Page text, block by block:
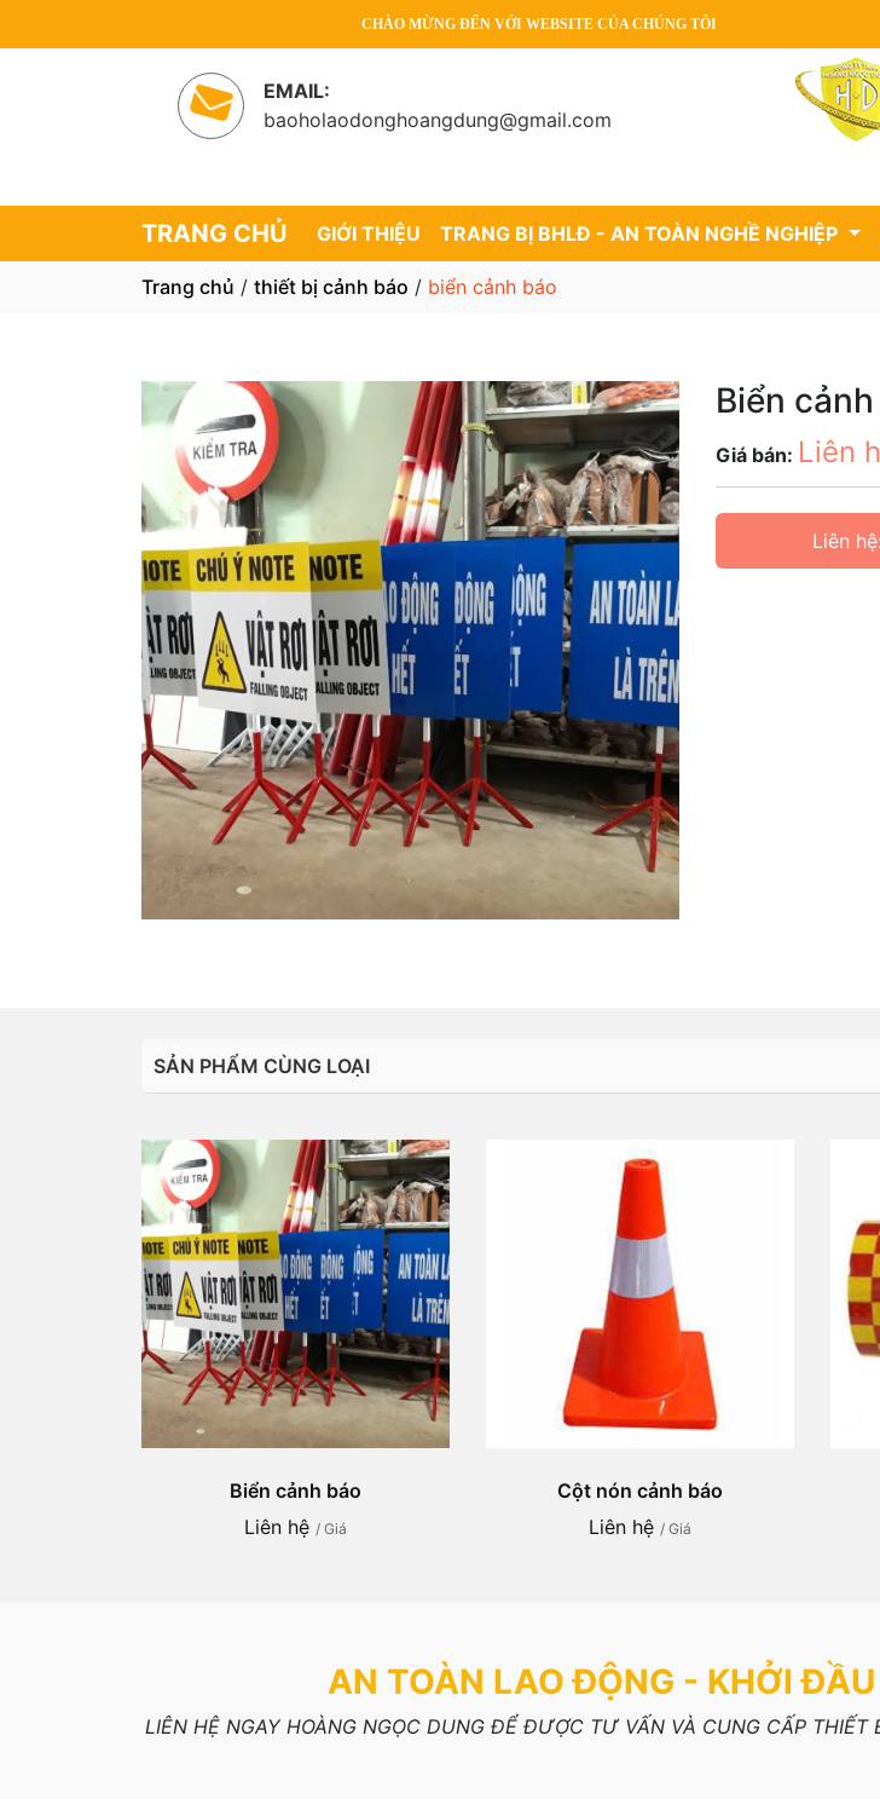
CHÀO MỪNG ĐẾN VỚI WEBSITE CỦA CHÚNG TÔI
EMAIL:
baoholaodonghoangdung@gmail.com
TRANG CHỦ GIỚI THIỆU TRANG BỊ BHLĐ - AN TOÀN NGHỀ NGHIỆP
Trang chủ / thiết bị cảnh báo / biển cảnh báo
Biển
Giá bán: Liên
Liên hệ:
SẢN PHẨM CÙNG LOẠI
Biển cảnh báo
Liên hệ / Giá
Cột nón cảnh báo
Liên hệ / Giá
AN TOÀN LAO ĐỘNG - KHỞI
LIÊN HỆ NGAY HOÀNG NGỌC DUNG ĐỂ ĐƯỢC TƯ VẤN VÀ CUNG CẤP THIẾT